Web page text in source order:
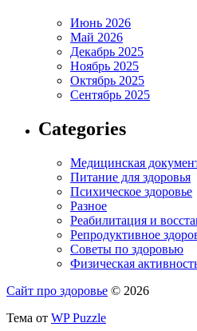
Июнь 2026
Май 2026
Декабрь 2025
Ноябрь 2025
Октябрь 2025
Сентябрь 2025
Categories
Медицинская
Питание для здоровья
Психическое здоровье
Разное
Реабилитация и
Репродуктивное
Советы по здоровью
Физическая
Сайт про здоровье © 2026
Тема от WP Puzzle